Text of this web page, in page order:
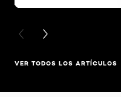
PREVIOUS CARD
NEXT CARD
VER TODOS LOS ARTÍCULOS